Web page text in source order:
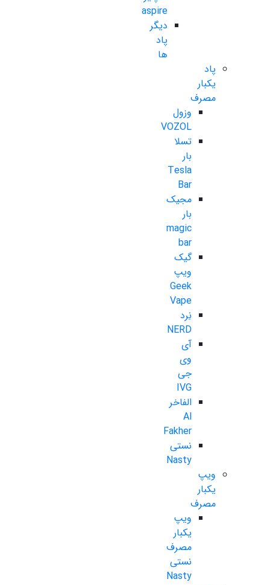
aspire
دیگر
پاد
ها
پاد
یکبار
مصرف
وزول
VOZOL
تسلا
بار
Tesla
Bar
مجیک
بار
magic
bar
گیک
ویپ
Geek
Vape
نِرد
NERD
آی
وی
جی
IVG
الفاخر
Al
Fakher
نستی
Nasty
ویپ
یکبار
مصرف
ویپ
یکبار
مصرف
نستی
Nasty